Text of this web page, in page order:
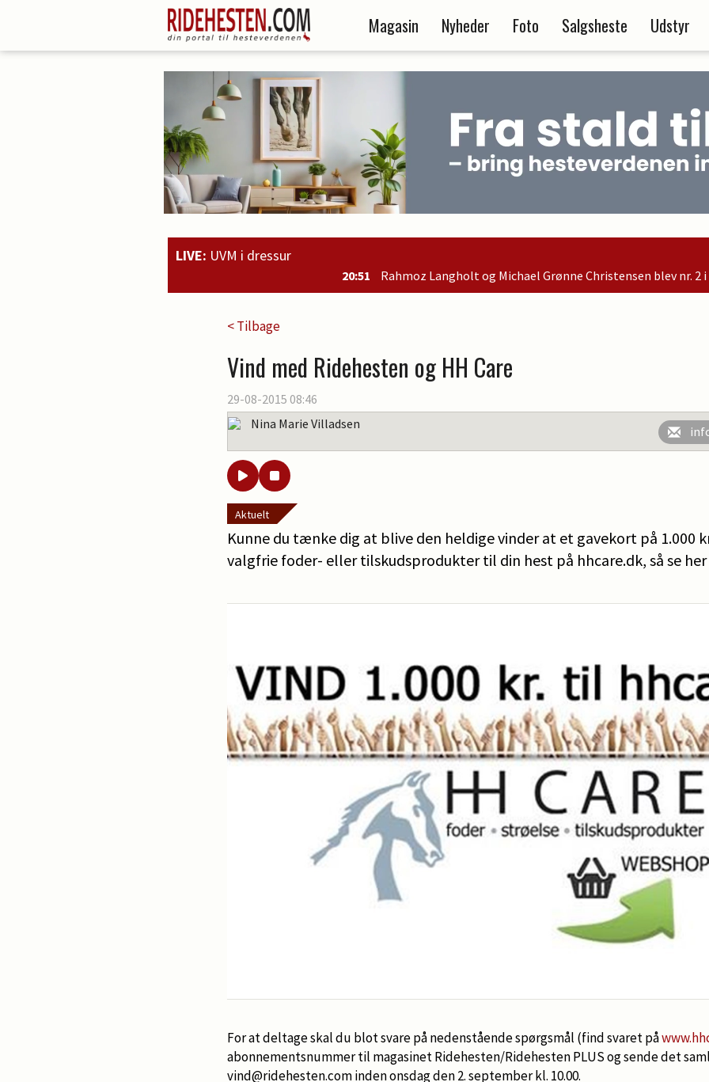
Magasin Nyheder Foto Salgsheste Udstyr
LIVE: UVM i dressur
Rahmoz Langholt og Michael Grønne Christensen blev nr. 2 i B-finalen og er
< Tilbage
Vind med Ridehesten og HH Care
29-08-2015 08:46
Nina Marie Villadsen
Aktuelt
Kunne du tænke dig at blive den heldige vinder at et gavekort på 1.000
valgfrie foder- eller tilskudsprodukter til din hest på hhcare.dk, så se her
For at deltage skal du blot svare på nedenstående spørgsmål (find svaret på
abonnementsnummer til magasinet Ridehesten/Ridehesten PLUS og sende det
vind@ridehesten.com inden onsdag den 2. september kl. 10.00.